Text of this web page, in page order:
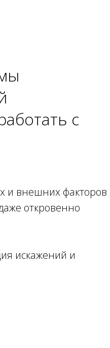
с
и внешних факторов
откровенно
искажений и